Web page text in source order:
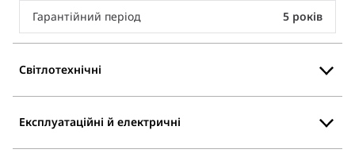
Гарантійний період 5 років
Світлотехнічні
Експлуатаційні й електричні